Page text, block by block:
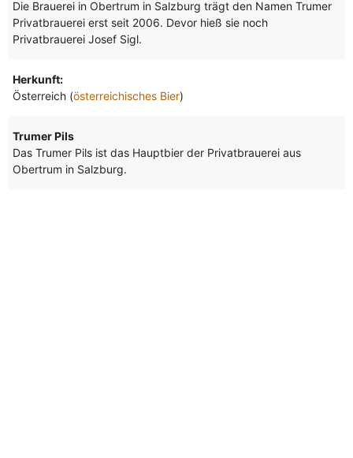
Die Brauerei in Obertrum in Salzburg trägt den Namen Trumer
Privatbrauerei erst seit 2006. Devor hieß sie noch
Privatbrauerei Josef Sigl.
Herkunft:
Österreich (österreichisches Bier)
Trumer Pils
Das Trumer Pils ist das Hauptbier der Privatbrauerei aus
Obertrum in Salzburg.